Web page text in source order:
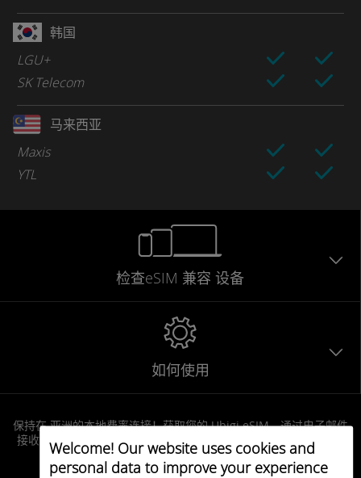
Welcome! Our website uses cookies and
personal data to improve your experience
韩国
LGU+
SK Telecom
马来西亚
Maxis
YTL
检查eSIM 兼容 设备
如何使用
保持在 亚洲的本地费率连接！获取您的 Ubigi eSIM，通过电子邮件
接收二维码，在出行前激活它，并在您一落地即可享受无缝上网体
验！